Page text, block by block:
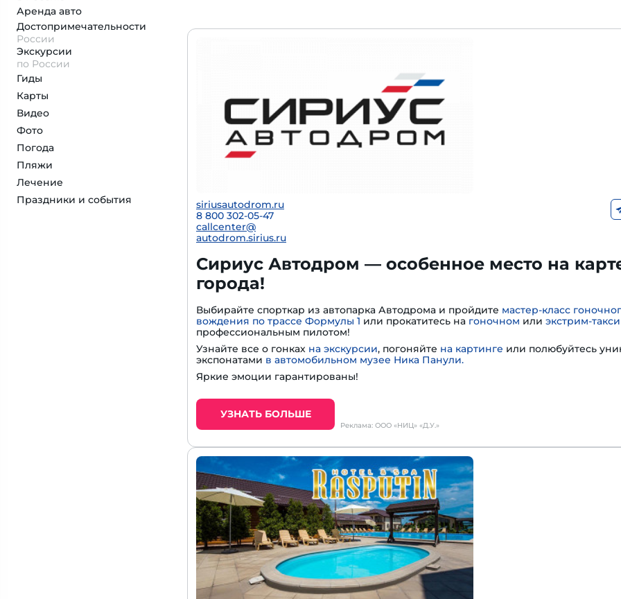
Аренда авто
Достопримеча­тельности
России
Экскурсии
по России
Гиды
Карты
Видео
Фото
Погода
Пляжи
Лечение
Праздники и события
siriusautodrom.ru
8 800 302-05-47
callcenter@
autodrom.sirius.ru
Сириус Автодром — особенное место на
города!
Выбирайте спорткар из автопарка Автодрома и пройдите мастер-класс
вождения по трассе Формулы 1 или прокатитесь на гоночном или экстрим-такси
профессиональным пилотом!
Узнайте все о гонках на экскурсии, погоняйте на картинге или полюбуйтесь
экспонатами в автомобильном музее Ника Панули.
Яркие эмоции гарантированы!
УЗНАТЬ БОЛЬШЕ
Реклама: ООО «НИЦ» «Д.У.»